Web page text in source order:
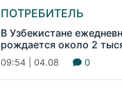
ПОТРЕБИТЕЛЬ
В Узбекистане
рождается около 2
09:54 | 04.08 0